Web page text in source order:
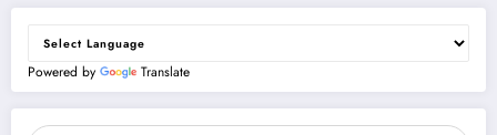
Powered by Translate